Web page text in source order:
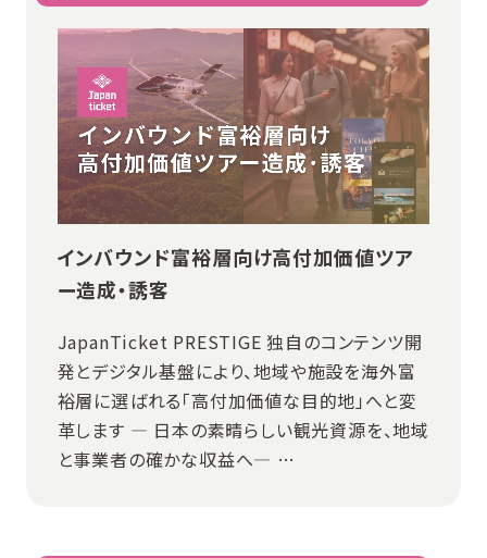
インバウンド富裕層向け⾼付加価値ツア
ー造成・誘客
JapanTicket PRESTIGE 独自のコンテンツ開
発とデジタル基盤により、地域や施設を海外富
裕層に選ばれる「高付加価値な目的地」へと変
革します ― 日本の素晴らしい観光資源を、地域
と事業者の確かな収益へ― …